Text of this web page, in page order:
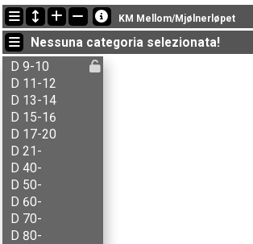
Ultimi aggiornamenti
11:52:05: Lars Skramstad (B-åpen 17-) è arrivato con il
11:34:29: Terje Gudbrandsen (AK-åpen) è arrivato con il
11:27:28: Unn Aasterud (N2-åpen 17-) è arrivato con il
KM Mellom/Mjølnerløpet
Nessuna categoria selezionata!
D 9-10
D 11-12
D 13-14
D 15-16
D 17-20
D 21-
D 40-
D 50-
D 60-
D 70-
D 80-